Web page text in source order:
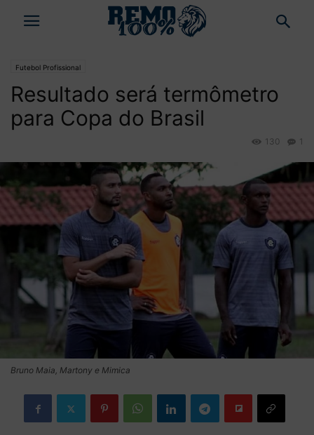
Futebol Profissional
Resultado será termômetro
para Copa do Brasil
1
130
Bruno Maia, Martony e Mimica